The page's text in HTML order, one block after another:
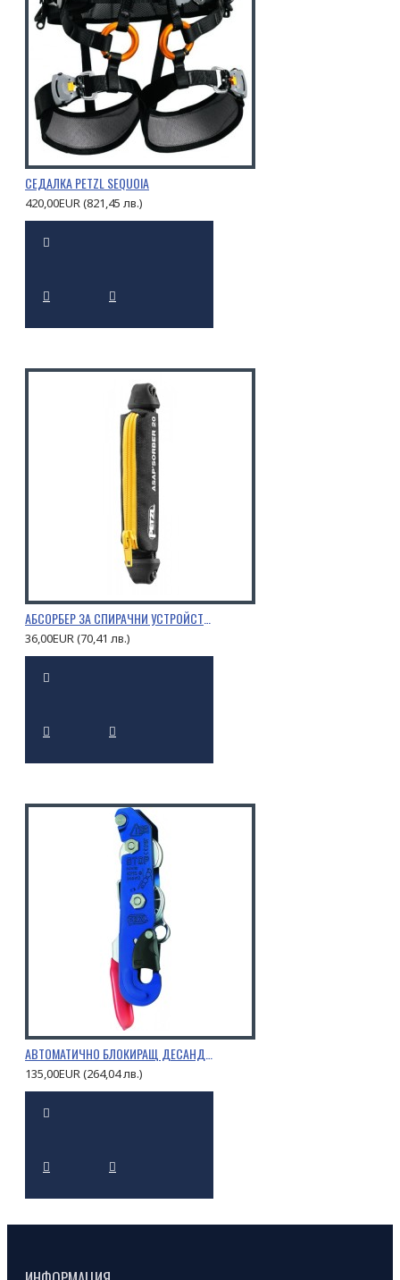
СЕДАЛКА PETZL SEQUOIA
420,00EUR (821,45 лв.)
АБСОРБЕР ЗА СПИРАЧНИ УСТРОЙСТВА PETZL ASAP’SORBER
36,00EUR (70,41 лв.)
АВТОМАТИЧНО БЛОКИРАЩ ДЕСАНДЬОР STOP
135,00EUR (264,04 лв.)